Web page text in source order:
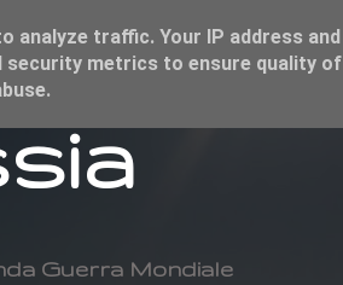
Guerra Mondiale
analyze traffic. Your IP address and
security metrics to ensure quality of